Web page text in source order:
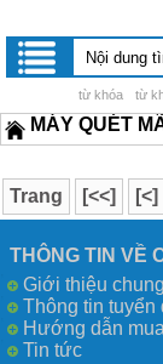
từ khóa từ
MÁY QUÉT
Trang [<<] [<]
THÔNG TIN VỀ
Giới thiệu chung
Thông tin tuyển
Hướng dẫn
Tin tức